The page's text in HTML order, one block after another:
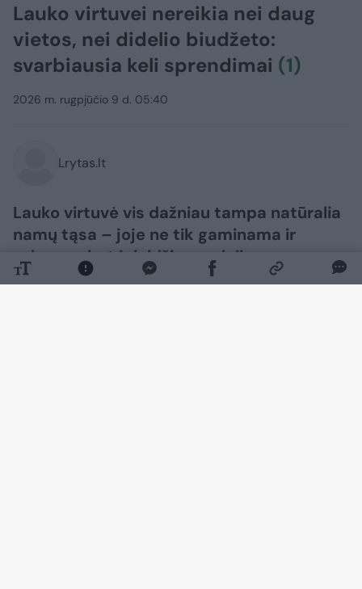
Lauko virtuvei nereikia nei daug
vietos, nei didelio biudžeto:
svarbiausia keli sprendimai (1)
2026 m. rugpjūčio 9 d. 05:40
Lrytas.lt
Lauko virtuvė vis dažniau tampa natūralia
namų tąsa – joje ne tik gaminama ir
valgoma, bet ir leidžiamas laikas su
artimaisiais. Tokiai erdvei sukurti